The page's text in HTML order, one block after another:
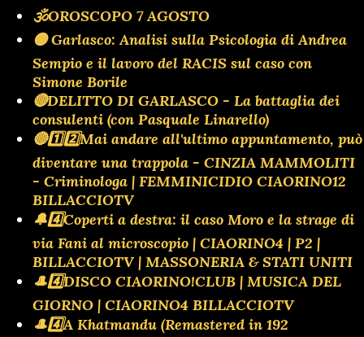
🕉OROSCOPO 7 AGOSTO
🟡 Garlasco: Analisi sulla Psicologia di Andrea
Sempio e il lavoro del RACIS sul caso con
Simone Borile
🔴DELITTO DI GARLASCO - La battaglia dei
consulenti (con Pasquale Linarello)
🔴1️⃣2️⃣Mai andare all'ultimo appuntamento, può
diventare una trappola - CINZIA MAMMOLITI
- Criminologa | FEMMINICIDIO CIAORINO12
BILLACCIOTV
🔔4️⃣Coperti a destra: il caso Moro e la strage di
via Fani al microscopio | CIAORINO4 | P2 |
BILLACCIOTV | MASSONERIA & STATI UNITI
🎩4️⃣DISCO CIAORINO!CLUB | MUSICA DEL
GIORNO | CIAORINO4 BILLACCIOTV
🎩4️⃣A Khatmandu (Remastered in 192